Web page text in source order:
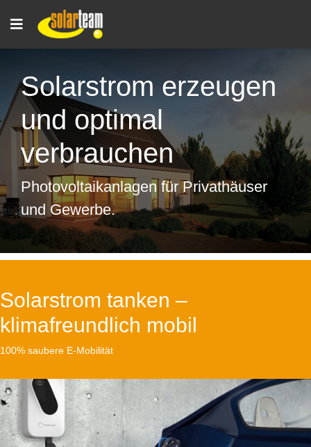
Solarstrom erzeugen
und optimal
verbrauchen
Photovoltaikanlagen für Privathäuser
und Gewerbe.
Solarstrom tanken –
klimafreundlich mobil
100% saubere E-Mobilität